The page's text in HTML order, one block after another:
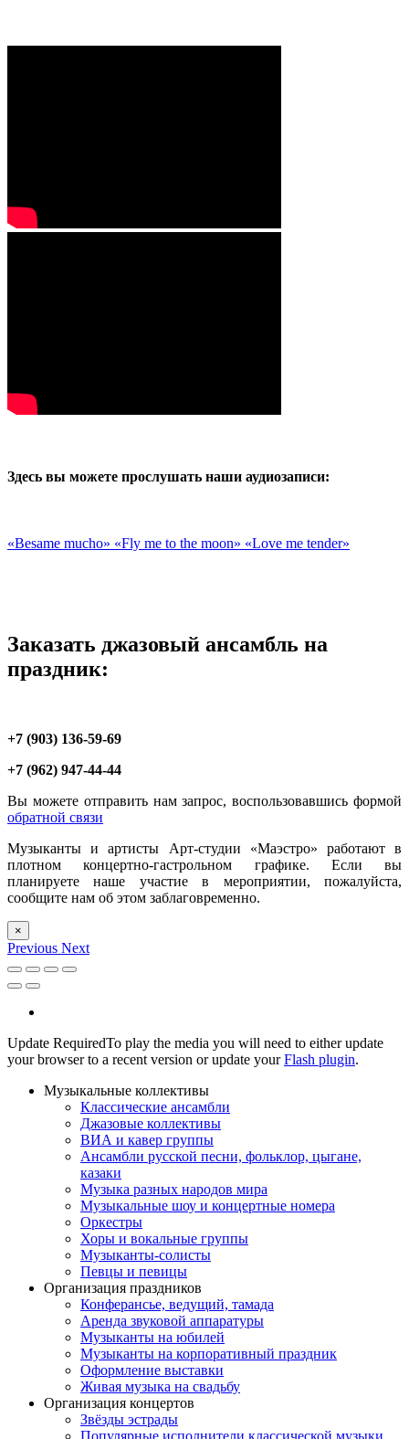
Здесь вы можете прослушать наши аудиозаписи:
«Besame mucho» «Fly me to the moon» «Love me tender»
Заказать джазовый ансамбль на
праздник:
+7 (903) 136-59-69
+7 (962) 947-44-44
Вы можете отправить нам запрос, воспользовавшись формой
обратной связи
Музыканты и артисты Арт-студии «Маэстро» работают в
плотном концертно-гастрольном графике. Если вы
планируете наше участие в мероприятии, пожалуйста,
сообщите нам об этом заблаговременно.
×
Previous Next
Update RequiredTo play the media you will need to either update
your browser to a recent version or update yourFlash plugin.
Музыкальные коллективы
Классические ансамбли
Джазовые коллективы
ВИА и кавер группы
Ансамбли русской песни, фольклор, цыгане,
казаки
Музыка разных народов мира
Музыкальные шоу и концертные номера
Оркестры
Хоры и вокальные группы
Музыканты-солисты
Певцы и певицы
Организация праздников
Конферансье, ведущий, тамада
Аренда звуковой аппаратуры
Музыканты на юбилей
Музыканты на корпоративный праздник
Оформление выставки
Живая музыка на свадьбу
Организация концертов
Звёзды эстрады